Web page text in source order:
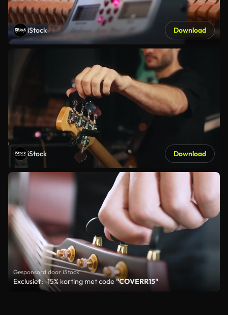
iStock Download
iStock Download
Gesponsord door iStock
Exclusief: -15% korting met code"COVERR15"